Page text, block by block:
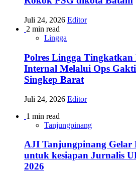
Juli 24, 2026 Editor
2 min read
Lingga
Polres Lingga Tingkatkan
Internal Melalui Ops
Singkep Barat
Juli 24, 2026 Editor
1 min read
Tanjungpinang
AJI Tanjungpinang Gelar
untuk kesiapan Jurnalis
2026